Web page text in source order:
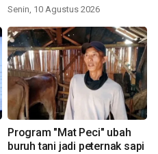
Senin, 10 Agustus 2026
Program "Mat Peci" ubah
buruh tani jadi peternak sapi